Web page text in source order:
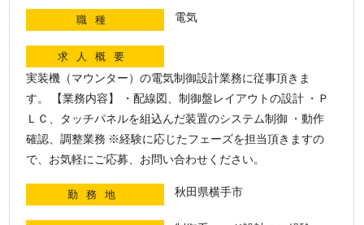
職種 電気
求人概要
実装機（マウンター）の電気制御設計業務に従事頂きま
す。 【業務内容】 ・配線図、制御盤レイアウトの設計 ・Ｐ
ＬＣ、タッチパネルを組込んだ装置のシステム制御 ・動作
確認、調整業務 ※経験に応じたフェーズを担当頂きますの
で、お気軽にご応募、お問い合わせください。
勤務地 秋田県横手市